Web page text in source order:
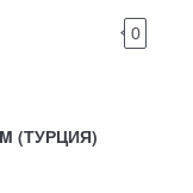
0
(ТУРЦИЯ)